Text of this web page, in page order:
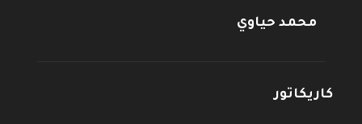
محمد حياوي
كاريكاتور